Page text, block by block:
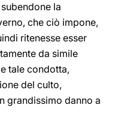
la
che ciò impone,
ritenesse esser
da simile
tale condotta,
del culto,
grandissimo danno a